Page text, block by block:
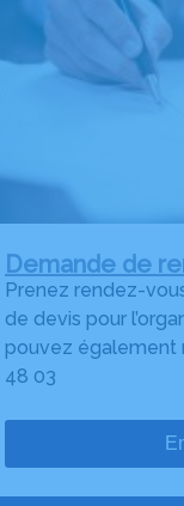
Demande de
Prenez rendez-
de devis pour
pouvez également
48 03